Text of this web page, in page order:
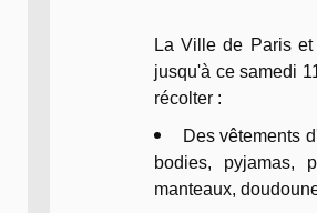
La Ville de Paris
jusqu'à ce samedi
récolter :
Des vêtements
bodies, pyjamas,
manteaux,